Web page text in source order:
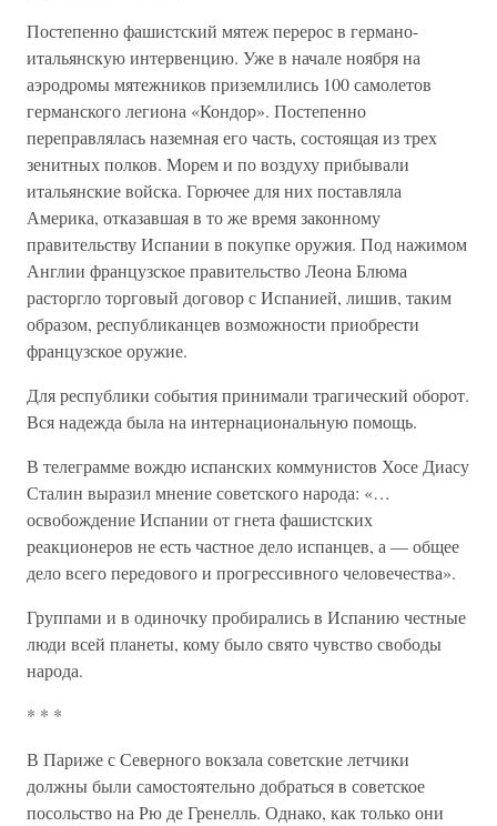
Постепенно фашистский мятеж перерос в германо-
итальянскую интервенцию. Уже в начале ноября на
аэродромы мятежников приземлились 100 самолетов
германского легиона «Кондор». Постепенно
переправлялась наземная его часть, состоящая из трех
зенитных полков. Морем и по воздуху прибывали
итальянские войска. Горючее для них поставляла
Америка, отказавшая в то же время законному
правительству Испании в покупке оружия. Под нажимом
Англии французское правительство Леона Блюма
расторгло торговый договор с Испанией, лишив, таким
образом, республиканцев возможности приобрести
французское оружие.
Для республики события принимали трагический оборот.
Вся надежда была на интернациональную помощь.
В телеграмме вождю испанских коммунистов Хосе Диасу
Сталин выразил мнение советского народа: «…
освобождение Испании от гнета фашистских
реакционеров не есть частное дело испанцев, а — общее
дело всего передового и прогрессивного человечества».
Группами и в одиночку пробирались в Испанию честные
люди всей планеты, кому было свято чувство свободы
народа.
* * *
В Париже с Северного вокзала советские летчики
должны были самостоятельно добраться в советское
посольство на Рю де Гренелль. Однако, как только они